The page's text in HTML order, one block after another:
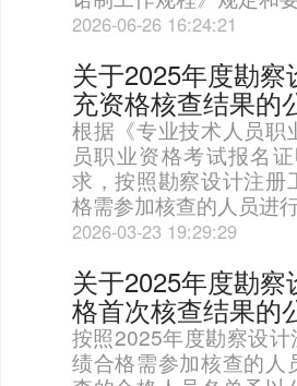
2026-06-26 16:24:21
关于2025年度勘
充资格核查结果的
根据《专业技术人员职
员职业资格考试报名
求，按照勘察设计注册
格需参加核查的人员进
2026-03-23 19:29:29
关于2025年度勘
格首次核查结果的
按照2025年度勘察设
绩合格需参加核查的人